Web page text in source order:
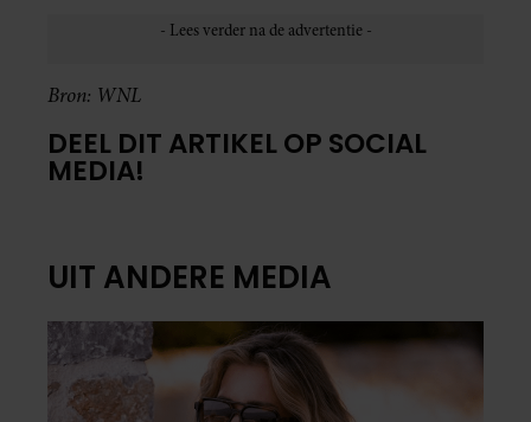
Bron: WNL
DEEL DIT ARTIKEL OP SOCIAL
MEDIA!
UIT ANDERE MEDIA